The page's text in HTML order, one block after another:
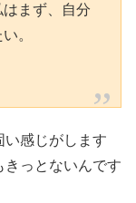
まず、自分
。
い感じがします
きっとないんです